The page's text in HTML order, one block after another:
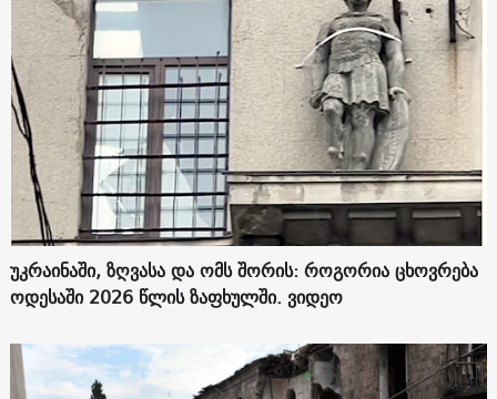
უკრაინაში, ზღვასა და ომს შორის: როგორია ცხოვრება
ოდესაში 2026 წლის ზაფხულში. ვიდეო